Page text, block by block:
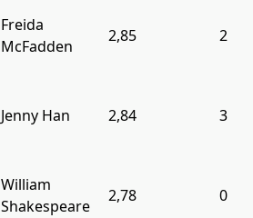
Freida
McFadden
2,85 2
Jenny Han 2,84 3
William
Shakespeare
2,78 0